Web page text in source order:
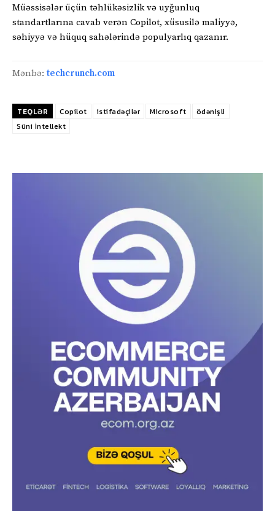
Müəssisələr üçün təhlükəsizlik və uyğunluq
standartlarına cavab verən Copilot, xüsusilə maliyyə,
səhiyyə və hüquq sahələrində populyarlıq qazanır.
Mənbə: techcrunch.com
TEQLƏR Copilot istifadəçilər Microsoft
ödənişli
Süni İntellekt